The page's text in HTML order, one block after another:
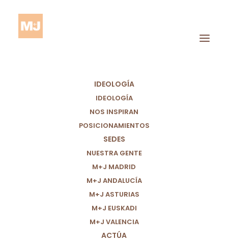
IDEOLOGÍA
IDEOLOGÍA
NOS INSPIRAN
POSICIONAMIENTOS
SEDES
NUESTRA GENTE
M+J MADRID
M+J ANDALUCÍA
M+J ASTURIAS
M+J EUSKADI
M+J VALENCIA
ACTÚA
Ley De
Responsabilidad
Política